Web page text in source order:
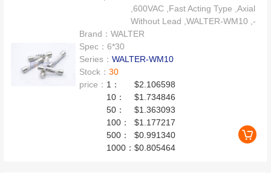
,600VAC ,Fast Acting Type ,Axial
Without Lead ,WALTER-WM10 ,-
Brand：WALTER
Spec：6*30
Series：WALTER-WM10
Stock：30
price： 1：
$2.106598
10：
$1.734846
50：
$1.363093
100：
$1.177217
500：
$0.991340
1000：$0.805464